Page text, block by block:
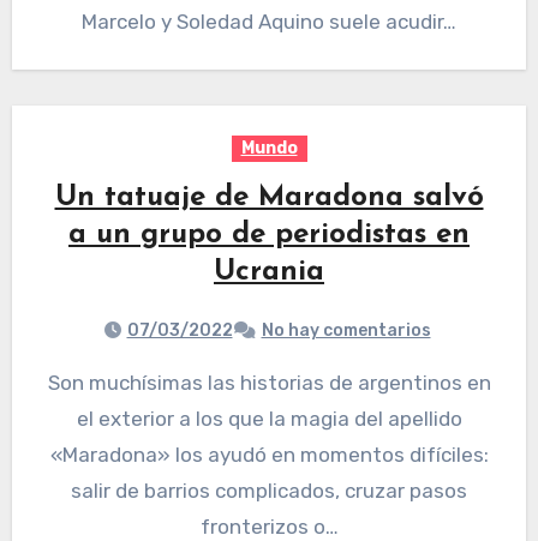
Marcelo y Soledad Aquino suele acudir…
Mundo
Un tatuaje de Maradona salvó
a un grupo de periodistas en
Ucrania
07/03/2022 No hay comentarios
Son muchísimas las historias de argentinos en
el exterior a los que la magia del apellido
«Maradona» los ayudó en momentos difíciles:
salir de barrios complicados, cruzar pasos
fronterizos o…